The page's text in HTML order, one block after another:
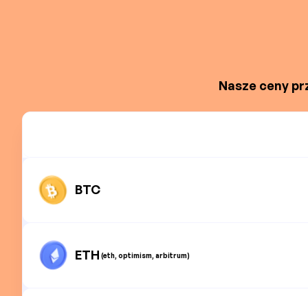
Nasze ceny
BTC
ETH (eth, optimism, arbitrum)